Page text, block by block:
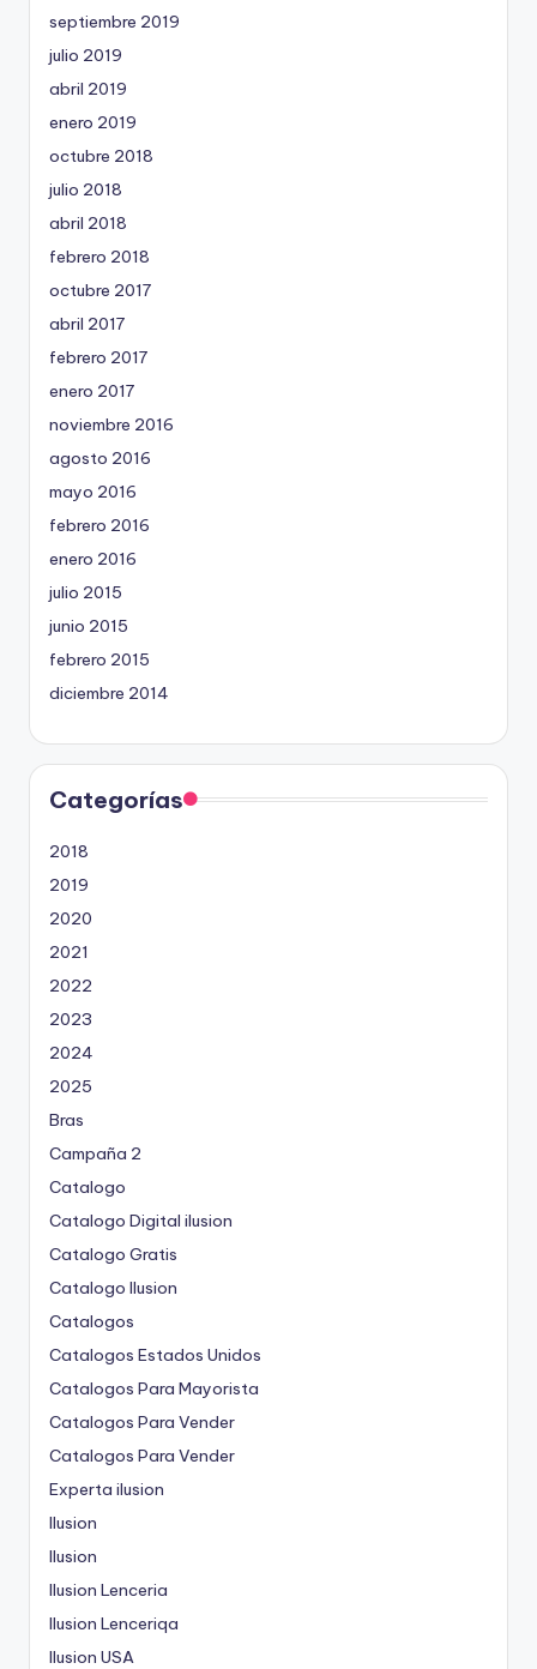
septiembre 2019
julio 2019
abril 2019
enero 2019
octubre 2018
julio 2018
abril 2018
febrero 2018
octubre 2017
abril 2017
febrero 2017
enero 2017
noviembre 2016
agosto 2016
mayo 2016
febrero 2016
enero 2016
julio 2015
junio 2015
febrero 2015
diciembre 2014
Categorías
2018
2019
2020
2021
2022
2023
2024
2025
Bras
Campaña 2
Catalogo
Catalogo Digital ilusion
Catalogo Gratis
Catalogo Ilusion
Catalogos
Catalogos Estados Unidos
Catalogos Para Mayorista
Catalogos Para Vender
Catalogos Para Vender
Experta ilusion
Ilusion
Ilusion
Ilusion Lenceria
Ilusion Lenceriqa
Ilusion USA